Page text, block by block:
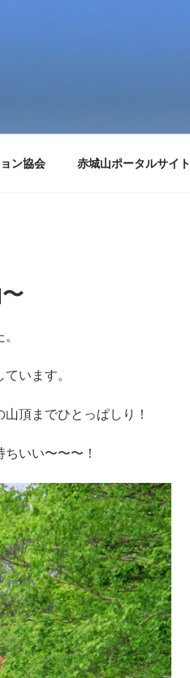
ン協会 赤城山ポータルサイト
います。
頂までひとっぱしり！
いい〜〜〜！